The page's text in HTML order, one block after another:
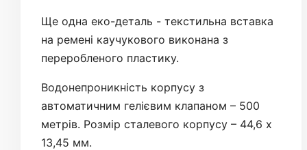
Ще одна еко-деталь - текстильна вставка
на ремені каучукового виконана з
переробленого пластику.
Водонепроникність корпусу з
автоматичним гелієвим клапаном – 500
метрів. Розмір сталевого корпусу – 44,6 х
13,45 мм.